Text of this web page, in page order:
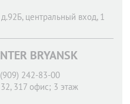
д.92Б, центральный вход, 1
BRYANSK
242-83-00
317 офис; 3 этаж